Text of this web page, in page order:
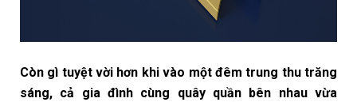
Còn gì tuyệt vời hơn khi vào một đêm trung thu trăng
sáng, cả gia đình cùng quây quần bên nhau vừa